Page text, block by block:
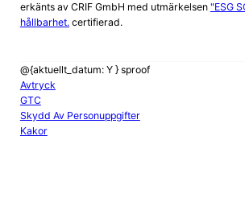
erkänts av CRIF GmbH med utmärkelsen "ESG
hållbarhet.certifierad.
@{aktuellt_datum: Y } sproof
Avtryck
GTC
Skydd Av Personuppgifter
Kakor